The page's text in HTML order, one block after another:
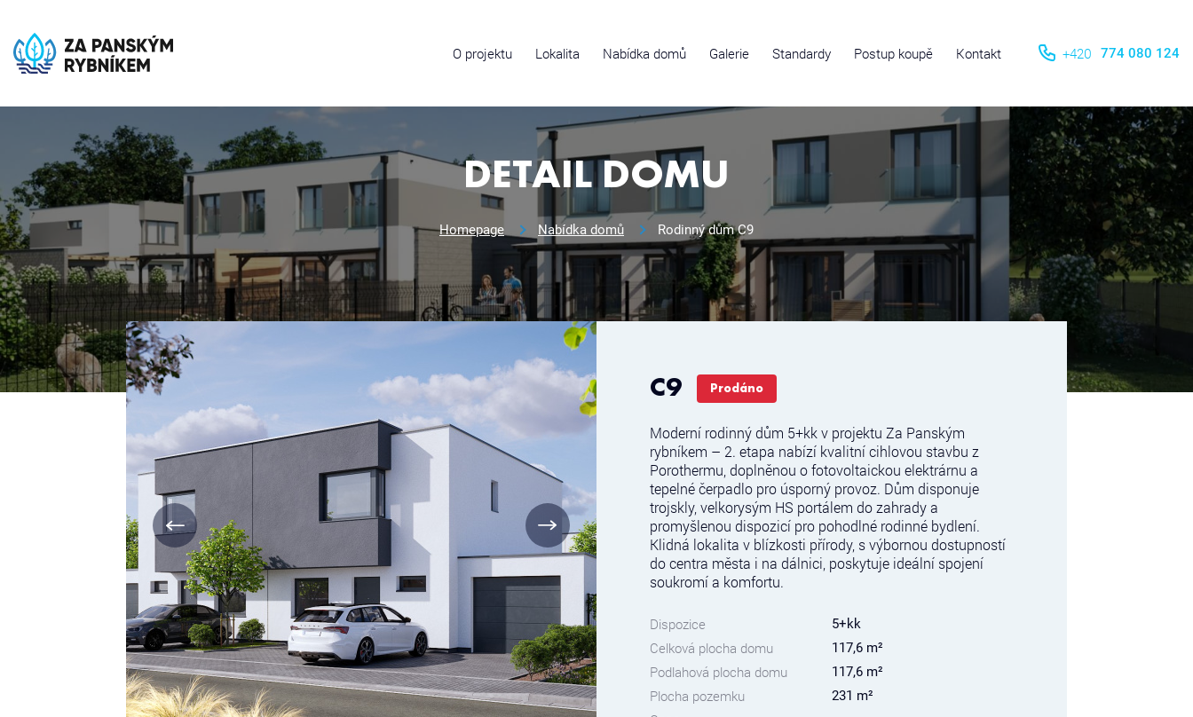
O projektu Lokalita Nabídka domů Galerie Standardy Postup koupě Kontakt +420 774 080 124
DETAIL DOMU
Homepage Nabídka domů Rodinný dům C9
C9 Prodáno
Moderní rodinný dům 5+kk v projektu Za Panským
rybníkem – 2. etapa nabízí kvalitní cihlovou stavbu z
Porothermu, doplněnou o fotovoltaickou elektrárnu a
tepelné čerpadlo pro úsporný provoz. Dům disponuje
trojskly, velkorysým HS portálem do zahrady a
promyšlenou dispozicí pro pohodlné rodinné bydlení.
Klidná lokalita v blízkosti přírody, s výbornou dostupností
do centra města i na dálnici, poskytuje ideální spojení
soukromí a komfortu.
Dispozice 5+kk
Celková plocha domu 117,6 m²
Podlahová plocha domu 117,6 m²
Plocha pozemku 231 m²